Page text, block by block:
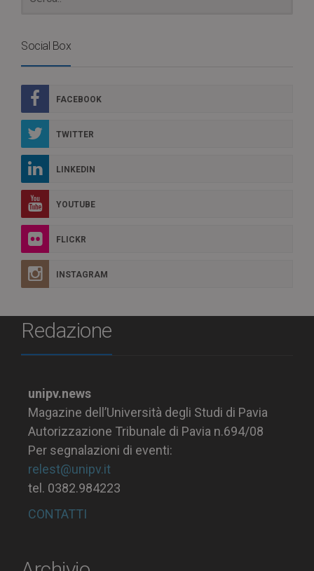
Social Box
FACEBOOK
TWITTER
LINKEDIN
YOUTUBE
FLICKR
INSTAGRAM
Redazione
unipv.news
Magazine dell’Università degli Studi di Pavia
Autorizzazione Tribunale di Pavia n.694/08
Per segnalazioni di eventi:
relest@unipv.it
tel. 0382.984223
CONTATTI